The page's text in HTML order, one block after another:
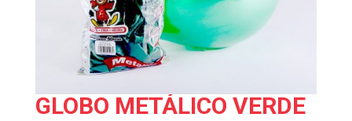
GLOBO METÁLICO VERDE